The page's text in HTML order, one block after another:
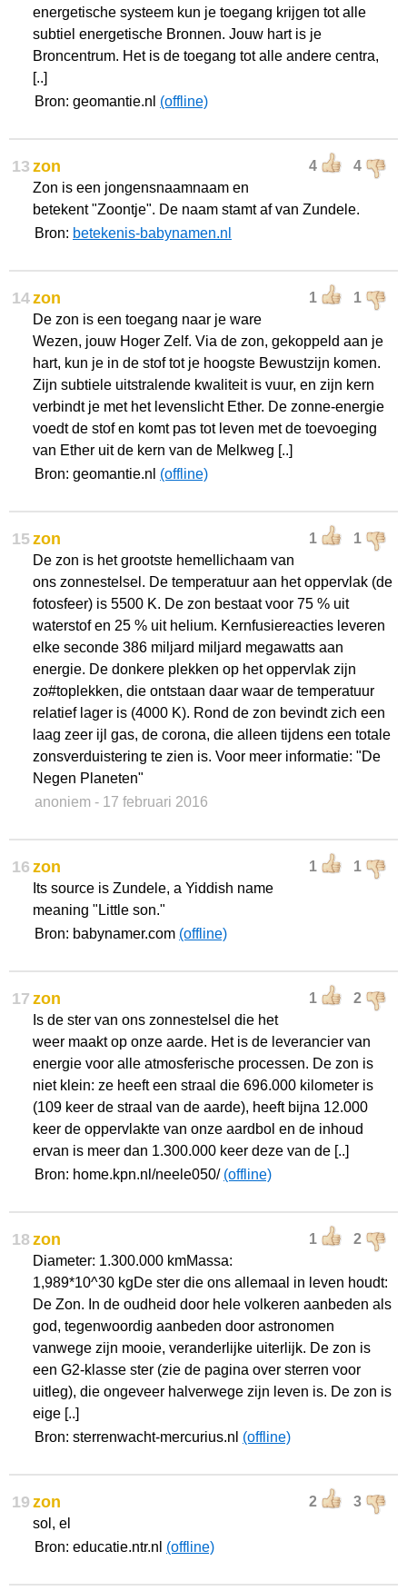
energetische systeem kun je toegang krijgen tot alle
subtiel energetische Bronnen. Jouw hart is je
Broncentrum. Het is de toegang tot alle andere centra,
[..]
Bron: geomantie.nl (offline)
13 4 4
zon
Zon is een jongensnaamnaam en
betekent "Zoontje". De naam stamt af van Zundele.
Bron: betekenis-babynamen.nl
14 1 1
zon
De zon is een toegang naar je ware
Wezen, jouw Hoger Zelf. Via de zon, gekoppeld aan je
hart, kun je in de stof tot je hoogste Bewustzijn komen.
Zijn subtiele uitstralende kwaliteit is vuur, en zijn kern
verbindt je met het levenslicht Ether. De zonne-energie
voedt de stof en komt pas tot leven met de toevoeging
van Ether uit de kern van de Melkweg [..]
Bron: geomantie.nl (offline)
15 1 1
zon
De zon is het grootste hemellichaam van
ons zonnestelsel. De temperatuur aan het oppervlak (de
fotosfeer) is 5500 K. De zon bestaat voor 75 % uit
waterstof en 25 % uit helium. Kernfusiereacties leveren
elke seconde 386 miljard miljard megawatts aan
energie. De donkere plekken op het oppervlak zijn
zo#toplekken, die ontstaan daar waar de temperatuur
relatief lager is (4000 K). Rond de zon bevindt zich een
laag zeer ijl gas, de corona, die alleen tijdens een totale
zonsverduistering te zien is. Voor meer informatie: "De
Negen Planeten"
anoniem - 17 februari 2016
16 1 1
zon
Its source is Zundele, a Yiddish name
meaning "Little son."
Bron: babynamer.com (offline)
17 1 2
zon
Is de ster van ons zonnestelsel die het
weer maakt op onze aarde. Het is de leverancier van
energie voor alle atmosferische processen. De zon is
niet klein: ze heeft een straal die 696.000 kilometer is
(109 keer de straal van de aarde), heeft bijna 12.000
keer de oppervlakte van onze aardbol en de inhoud
ervan is meer dan 1.300.000 keer deze van de [..]
Bron: home.kpn.nl/neele050/ (offline)
18 1 2
zon
Diameter: 1.300.000 kmMassa:
1,989*10^30 kgDe ster die ons allemaal in leven houdt:
De Zon. In de oudheid door hele volkeren aanbeden als
god, tegenwoordig aanbeden door astronomen
vanwege zijn mooie, veranderlijke uiterlijk. De zon is
een G2-klasse ster (zie de pagina over sterren voor
uitleg), die ongeveer halverwege zijn leven is. De zon is
eige [..]
Bron: sterrenwacht-mercurius.nl (offline)
19 2 3
zon
sol, el
Bron: educatie.ntr.nl (offline)